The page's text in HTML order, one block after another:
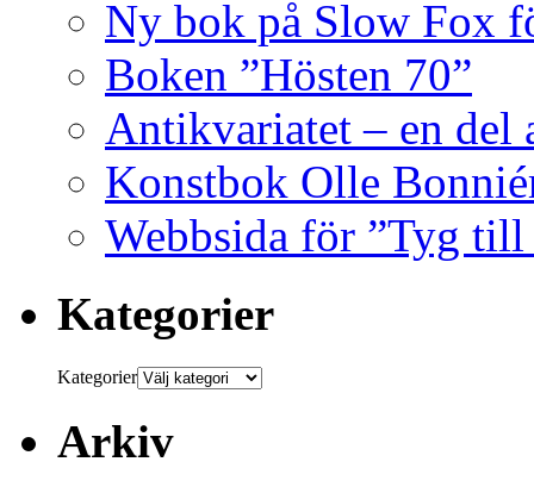
Ny bok på Slow Fox
Boken ”Hösten 70”
Antikvariatet – en del
Konstbok Olle
Webbsida för ”Tyg
Kategorier
Kategorier
Arkiv